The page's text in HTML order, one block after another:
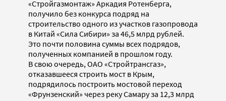
«Стройгазмонтаж» Аркадия Ротенберга,
получило без конкурса подряд на
строительство одного из участков газопровода
в Китай «Сила Сибири» за 46,5 млрд рублей.
Это почти половина суммы всех подрядов,
полученных компанией в прошлом году.
В свою очередь, ОАО «Стройтрансгаз»,
отказавшееся строить мост в Крым,
подрядилось построить мостовой переход
«Фрунзенский» через реку Самару за 12,3 млрд